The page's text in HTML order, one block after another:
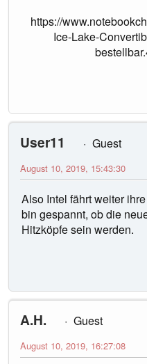
https://
Ice-Lake-
User11
Guest
August 10, 2019, 15:43:30
Also Intel fährt weiter
bin gespannt, ob die
Hitzköpfe sein werden.
A.H.
Guest
August 10, 2019, 16:27:08